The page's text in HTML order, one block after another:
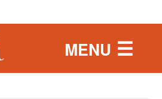
MENU ☰